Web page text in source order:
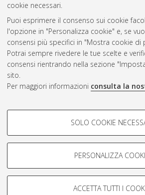
cookie necessari.
Puoi esprimere il consenso sui cookie
l'opzione in "Personalizza cookie" e, se
consensi più specifici in "Mostra cookie di
Potrai sempre rivedere le tue scelte e
consensi rientrando nella sezione
sito.
Per maggiori informazioni consulta la
COOKIE DI PROFILAZIONE -
Si tratta di cookie utilizzati per analizzare
navigazione degli utenti, creare profili in
Mostra cookie di profilazione
SOLO COOKIE
PERSONALIZZA
ACCETTA TUTTI I
Atom
Rss 1.0
Rss 2.0
ISSN: 2038-7946
Impostazioni Cookie
Informativa sulla privacy
Condizioni d’uso del sito